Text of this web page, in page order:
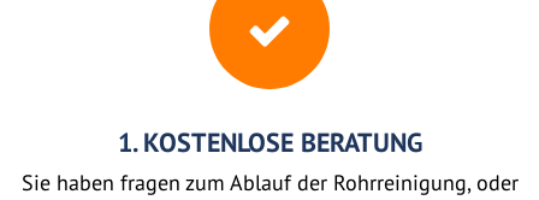
1. KOSTENLOSE BERATUNG
Sie haben fragen zum Ablauf der Rohrreinigung, oder